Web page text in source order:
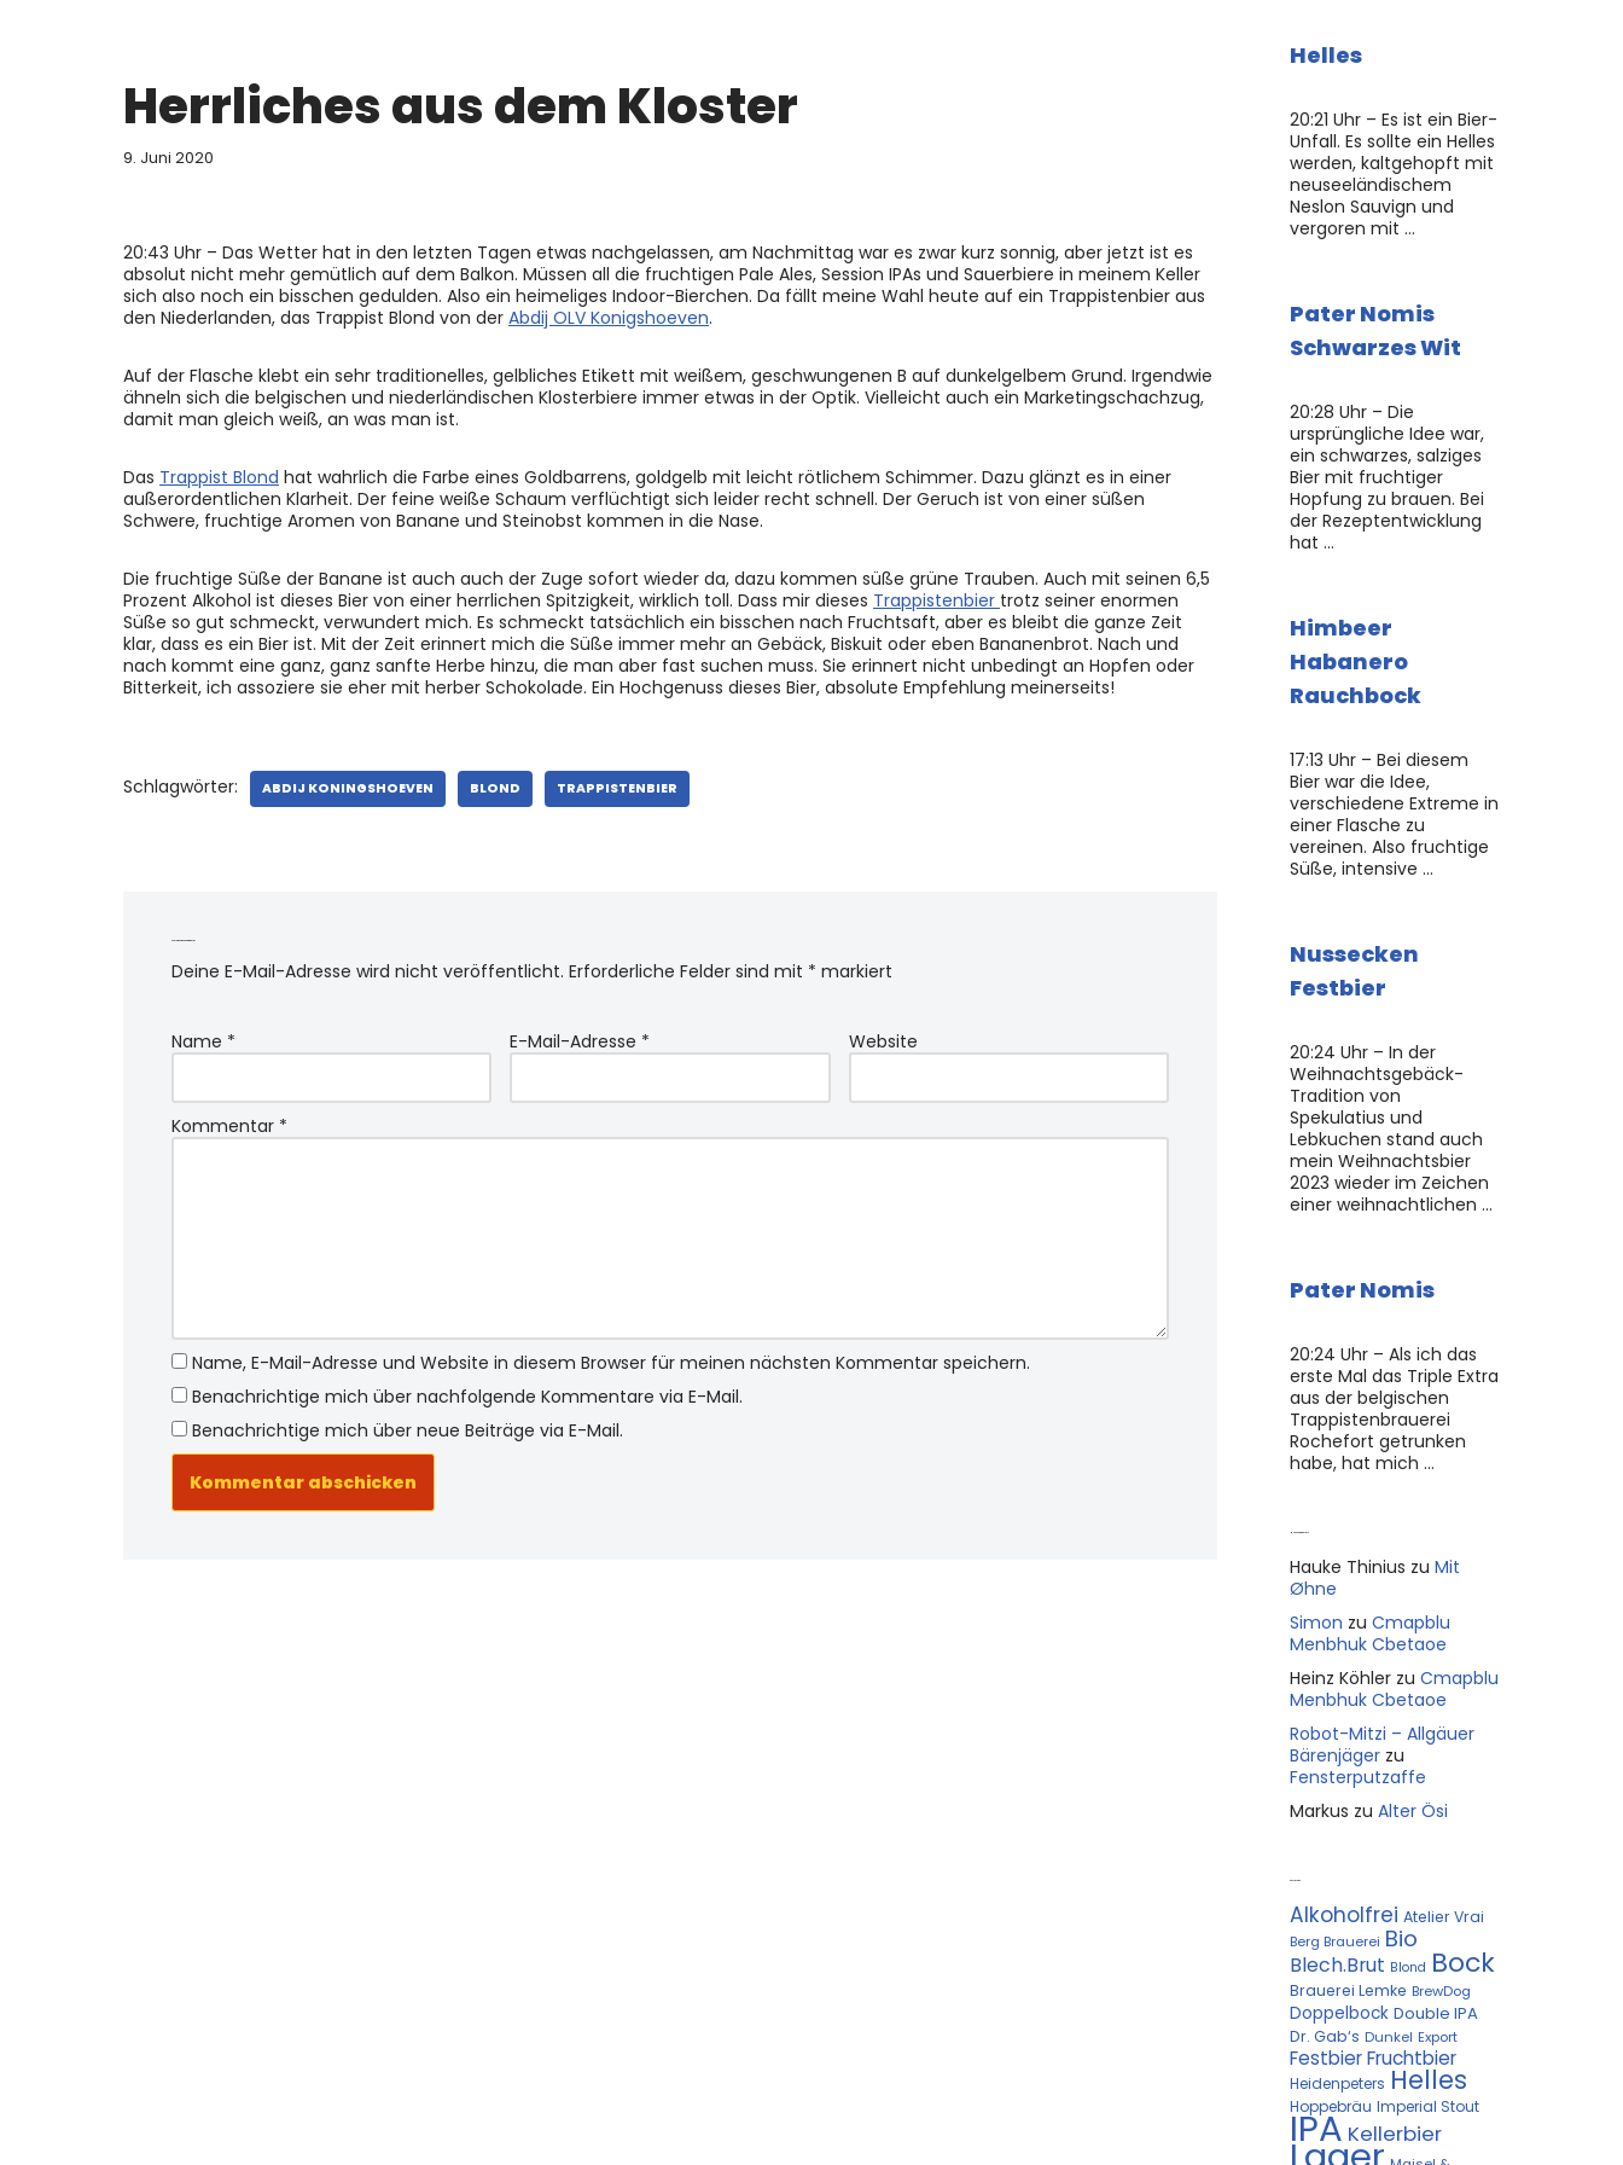
Herrliches aus dem Kloster
9. Juni 2020
20:43 Uhr – Das Wetter hat in den letzten Tagen etwas nachgelassen, am Nachmittag war es zwar kurz sonnig, aber jetzt ist es
absolut nicht mehr gemütlich auf dem Balkon. Müssen all die fruchtigen Pale Ales, Session IPAs und Sauerbiere in meinem Keller
sich also noch ein bisschen gedulden. Also ein heimeliges Indoor-Bierchen. Da fällt meine Wahl heute auf ein Trappistenbier aus
den Niederlanden, das Trappist Blond von der Abdij OLV Konigshoeven.
Auf der Flasche klebt ein sehr traditionelles, gelbliches Etikett mit weißem, geschwungenen B auf dunkelgelbem Grund. Irgendwie
ähneln sich die belgischen und niederländischen Klosterbiere immer etwas in der Optik. Vielleicht auch ein Marketingschachzug,
damit man gleich weiß, an was man ist.
Das Trappist Blond hat wahrlich die Farbe eines Goldbarrens, goldgelb mit leicht rötlichem Schimmer. Dazu glänzt es in einer
außerordentlichen Klarheit. Der feine weiße Schaum verflüchtigt sich leider recht schnell. Der Geruch ist von einer süßen
Schwere, fruchtige Aromen von Banane und Steinobst kommen in die Nase.
Die fruchtige Süße der Banane ist auch auch der Zuge sofort wieder da, dazu kommen süße grüne Trauben. Auch mit seinen 6,5
Prozent Alkohol ist dieses Bier von einer herrlichen Spitzigkeit, wirklich toll. Dass mir dieses Trappistenbier trotz seiner enormen
Süße so gut schmeckt, verwundert mich. Es schmeckt tatsächlich ein bisschen nach Fruchtsaft, aber es bleibt die ganze Zeit
klar, dass es ein Bier ist. Mit der Zeit erinnert mich die Süße immer mehr an Gebäck, Biskuit oder eben Bananenbrot. Nach und
nach kommt eine ganz, ganz sanfte Herbe hinzu, die man aber fast suchen muss. Sie erinnert nicht unbedingt an Hopfen oder
Bitterkeit, ich assoziere sie eher mit herber Schokolade. Ein Hochgenuss dieses Bier, absolute Empfehlung meinerseits!
Schlagwörter: ABDIJ KONINGSHOEVEN BLOND TRAPPISTENBIER
Deine E-Mail-Adresse wird nicht veröffentlicht. Erforderliche Felder sind mit * markiert
Name * E-Mail-Adresse * Website
Kommentar *
Name, E-Mail-Adresse und Website in diesem Browser für meinen nächsten Kommentar speichern.
Benachrichtige mich über nachfolgende Kommentare via E-Mail.
Benachrichtige mich über neue Beiträge via E-Mail.
Helles
20:21 Uhr – Es ist ein Bier-
Unfall. Es sollte ein Helles
werden, kaltgehopft mit
neuseeländischem
Neslon Sauvign und
vergoren mit …
Pater Nomis
Schwarzes Wit
20:28 Uhr – Die
ursprüngliche Idee war,
ein schwarzes, salziges
Bier mit fruchtiger
Hopfung zu brauen. Bei
der Rezeptentwicklung
hat …
Himbeer
Habanero
Rauchbock
17:13 Uhr – Bei diesem
Bier war die Idee,
verschiedene Extreme in
einer Flasche zu
vereinen. Also fruchtige
Süße, intensive …
Nussecken
Festbier
20:24 Uhr – In der
Weihnachtsgebäck-
Tradition von
Spekulatius und
Lebkuchen stand auch
mein Weihnachtsbier
2023 wieder im Zeichen
einer weihnachtlichen …
Pater Nomis
20:24 Uhr – Als ich das
erste Mal das Triple Extra
aus der belgischen
Trappistenbrauerei
Rochefort getrunken
habe, hat mich …
Hauke Thinius zu Mit
Øhne
Simon zu Cmapblu
Menbhuk Cbetaoe
Heinz Köhler zu Cmapblu
Menbhuk Cbetaoe
Robot-Mitzi – Allgäuer
Bärenjäger zu
Fensterputzaffe
Markus zu Alter Ösi
Alkoholfrei Atelier Vrai
Berg Brauerei Bio
Blech.Brut Blond Bock
Brauerei Lemke BrewDog
Doppelbock Double IPA
Dr. Gab‘s Dunkel Export
FestbierFruchtbier
Heidenpeters Helles
Hoppebräu Imperial Stout
IPA Kellerbier